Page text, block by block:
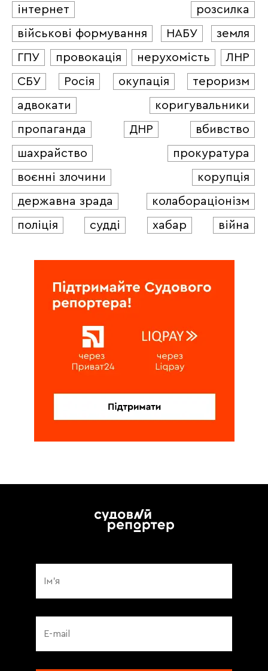
інтернет
розсилка
військові формування
НАБУ
земля
ГПУ
провокація нерухомість
ЛНР
СБУ
Росія окупація
тероризм
адвокати
коригувальники
пропаганда
ДНР
вбивство
шахрайство
прокуратура
воєнні злочини
корупція
державна зрада
колабораціонізм
поліція
судді хабар війна